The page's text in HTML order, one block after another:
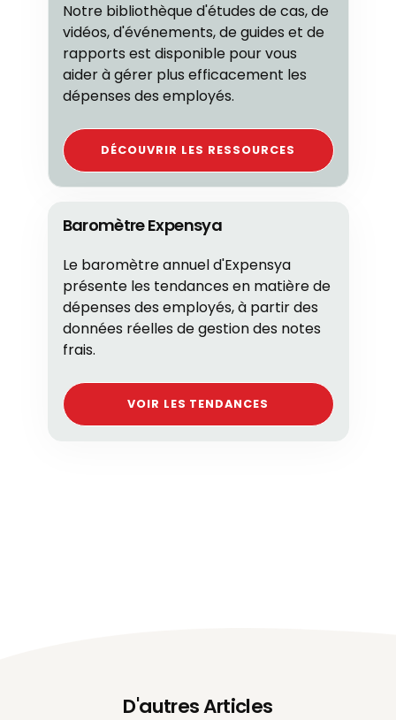
Notre bibliothèque d'études de cas, de
vidéos, d'événements, de guides et de
rapports est disponible pour vous
aider à gérer plus efficacement les
dépenses des employés.
DÉCOUVRIR LES RESSOURCES
Baromètre Expensya
Le baromètre annuel d'Expensya
présente les tendances en matière de
dépenses des employés, à partir des
données réelles de gestion des notes
frais.
VOIR LES TENDANCES
D'autres Articles